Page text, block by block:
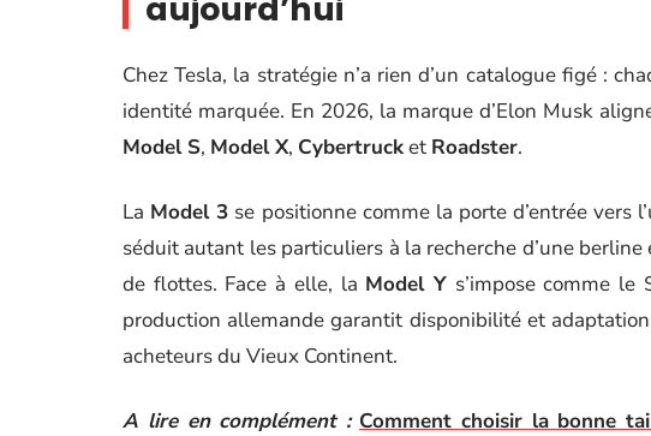
aujourd’hui
Chez Tesla, la stratégie n’a rien d’un catalogue figé :
identité marquée. En 2026, la marque d’Elon Musk
Model S, Model X, Cybertrucket Roadster.
La Model 3 se positionne comme la porte d’entrée vers
séduit autant les particuliers à la recherche d’une
de flottes. Face à elle, la Model Ys’impose comme le
production allemande garantit disponibilité et
acheteurs du Vieux Continent.
A lire en complément : Comment choisir la bonne